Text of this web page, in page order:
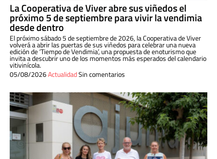
La Cooperativa de Viver abre sus viñedos el
próximo 5 de septiembre para vivir la vendimia
desde dentro
El próximo sábado 5 de septiembre de 2026, la Cooperativa de Viver
volverá a abrir las puertas de sus viñedos para celebrar una nueva
edición de ‘Tiempo de Vendimia’, una propuesta de enoturismo que
invita a descubrir uno de los momentos más esperados del calendario
vitivinícola.
05/08/2026ActualidadSin comentarios